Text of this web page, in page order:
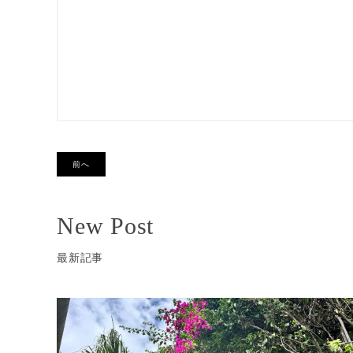
前へ
New Post
最新記事